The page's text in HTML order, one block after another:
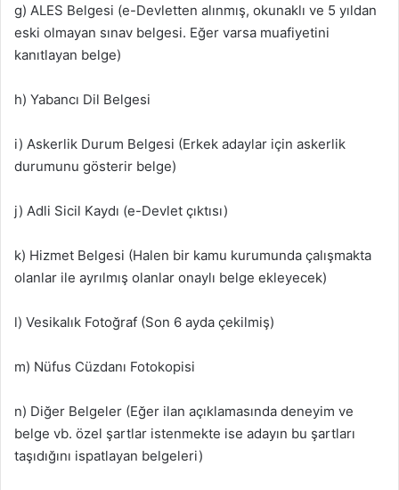
g) ALES Belgesi (e-Devletten alınmış, okunaklı ve 5 yıldan
eski olmayan sınav belgesi. Eğer varsa muafiyetini
kanıtlayan belge)
h) Yabancı Dil Belgesi
i) Askerlik Durum Belgesi (Erkek adaylar için askerlik
durumunu gösterir belge)
j) Adli Sicil Kaydı (e-Devlet çıktısı)
k) Hizmet Belgesi (Halen bir kamu kurumunda çalışmakta
olanlar ile ayrılmış olanlar onaylı belge ekleyecek)
l) Vesikalık Fotoğraf (Son 6 ayda çekilmiş)
m) Nüfus Cüzdanı Fotokopisi
n) Diğer Belgeler (Eğer ilan açıklamasında deneyim ve
belge vb. özel şartlar istenmekte ise adayın bu şartları
taşıdığını ispatlayan belgeleri)